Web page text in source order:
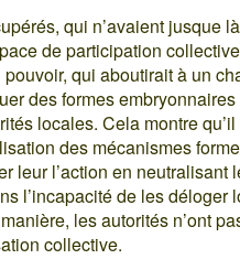
qui n’avaient jusque
de participation
qui aboutirait à un
des formes
locales. Cela montre
des mécanismes
leur l’action en neutralisant
l’incapacité de les déloger
les autorités n’ont
collective.